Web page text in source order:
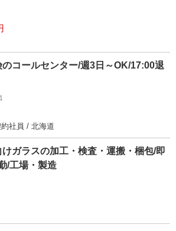
コールセンター/週3日～OK/17:00退
社員 / 北海道
けガラスの加工・検査・運搬・梱包/即
/工場・製造